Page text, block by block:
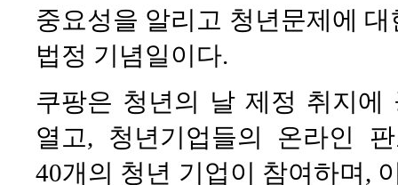
중요성을 알리고 청년문제에
법정 기념일이다.
쿠팡은 청년의 날 제정 취지에
열고, 청년기업들의 온라인
40개의 청년 기업이 참여하며,